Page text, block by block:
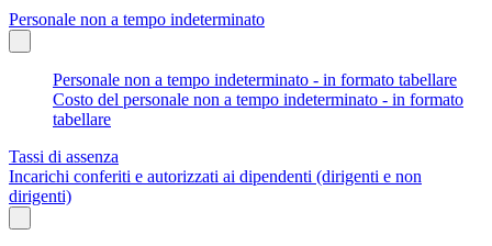
Personale non a tempo indeterminato
Personale non a tempo indeterminato - in formato tabellare
Costo del personale non a tempo indeterminato - in formato
tabellare
Tassi di assenza
Incarichi conferiti e autorizzati ai dipendenti (dirigenti e non
dirigenti)